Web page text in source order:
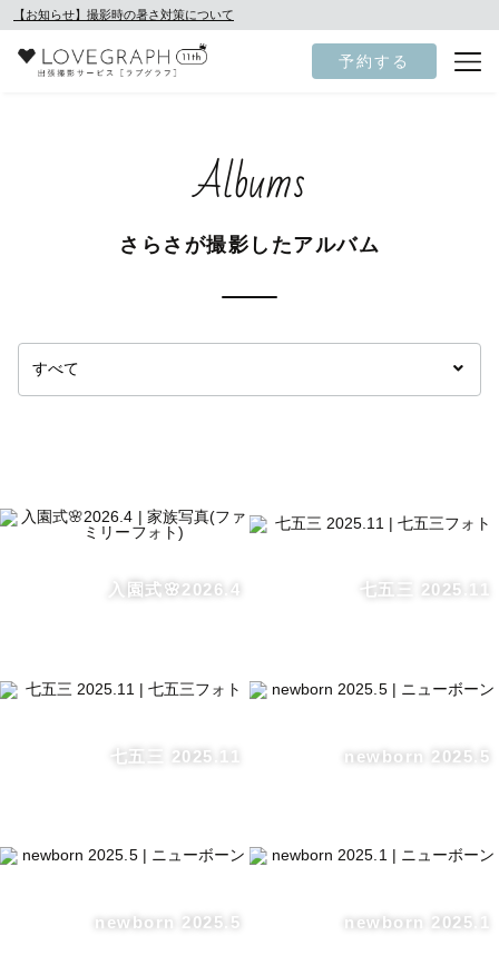
【お知らせ】撮影時の暑さ対策について
予約する
Albums
さらさが撮影したアルバム
入園式🌸2026.4 七五三 2025.11
七五三 2025.11 newborn 2025.5
newborn 2025.5 newborn 2025.1